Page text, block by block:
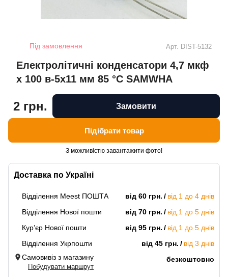
Під замовлення Арт. DIST-5132
Електролітичні конденсатори 4,7 мкф
x 100 в-5x11 мм 85 °C SAMWHA
Доставка по Україні
Відділення Meest ПОШТА від 60 грн.
від 1 до 4 днів
Відділення Нової пошти
від 70 грн.
від 1 до 5 днів
Кур’єр Нової пошти
від 95 грн.
від 1 до 5 днів
Відділення Укрпошти
від 45 грн.
від 3 днів
Самовивіз з магазину
Побудувати маршрут
безкоштовно
2 грн. Замовити
Підібрати товар
З можливістю завантажити фото!